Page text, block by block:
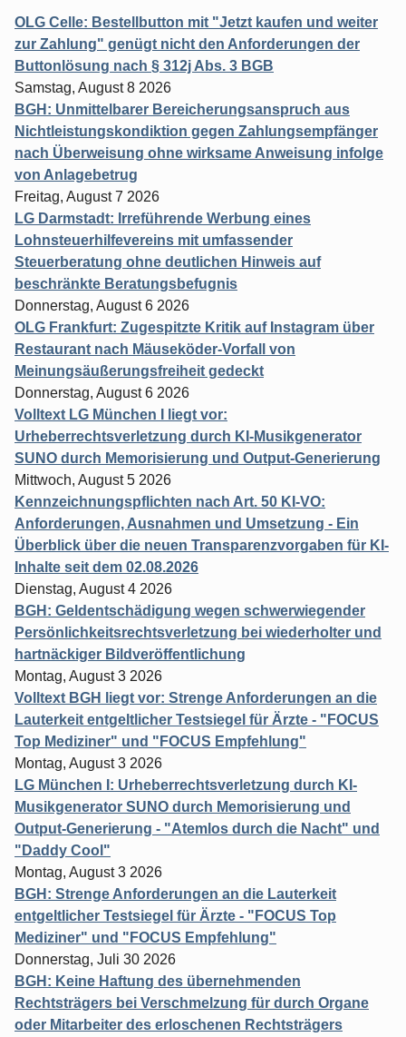
OLG Celle: Bestellbutton mit "Jetzt kaufen und weiter
zur Zahlung" genügt nicht den Anforderungen der
Buttonlösung nach § 312j Abs. 3 BGB
Samstag, August 8 2026
BGH: Unmittelbarer Bereicherungsanspruch aus
Nichtleistungskondiktion gegen Zahlungsempfänger
nach Überweisung ohne wirksame Anweisung infolge
von Anlagebetrug
Freitag, August 7 2026
LG Darmstadt: Irreführende Werbung eines
Lohnsteuerhilfevereins mit umfassender
Steuerberatung ohne deutlichen Hinweis auf
beschränkte Beratungsbefugnis
Donnerstag, August 6 2026
OLG Frankfurt: Zugespitzte Kritik auf Instagram über
Restaurant nach Mäuseköder-Vorfall von
Meinungsäußerungsfreiheit gedeckt
Donnerstag, August 6 2026
Volltext LG München I liegt vor:
Urheberrechtsverletzung durch KI-Musikgenerator
SUNO durch Memorisierung und Output-Generierung
Mittwoch, August 5 2026
Kennzeichnungspflichten nach Art. 50 KI-VO:
Anforderungen, Ausnahmen und Umsetzung - Ein
Überblick über die neuen Transparenzvorgaben für KI-
Inhalte seit dem 02.08.2026
Dienstag, August 4 2026
BGH: Geldentschädigung wegen schwerwiegender
Persönlichkeitsrechtsverletzung bei wiederholter und
hartnäckiger Bildveröffentlichung
Montag, August 3 2026
Volltext BGH liegt vor: Strenge Anforderungen an die
Lauterkeit entgeltlicher Testsiegel für Ärzte - "FOCUS
Top Mediziner" und "FOCUS Empfehlung"
Montag, August 3 2026
LG München I: Urheberrechtsverletzung durch KI-
Musikgenerator SUNO durch Memorisierung und
Output-Generierung - "Atemlos durch die Nacht" und
"Daddy Cool"
Montag, August 3 2026
BGH: Strenge Anforderungen an die Lauterkeit
entgeltlicher Testsiegel für Ärzte - "FOCUS Top
Mediziner" und "FOCUS Empfehlung"
Donnerstag, Juli 30 2026
BGH: Keine Haftung des übernehmenden
Rechtsträgers bei Verschmelzung für durch Organe
oder Mitarbeiter des erloschenen Rechtsträgers